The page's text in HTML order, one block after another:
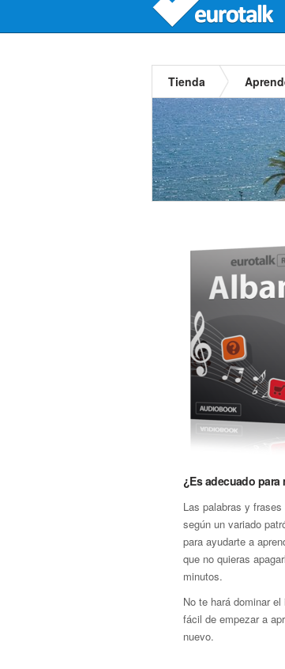
Tienda
¿Es adecuado para
Las palabras y
según un variado
para ayudarte a
que no quieras
minutos.
No te hará dominar
fácil de empezar a
nuevo.